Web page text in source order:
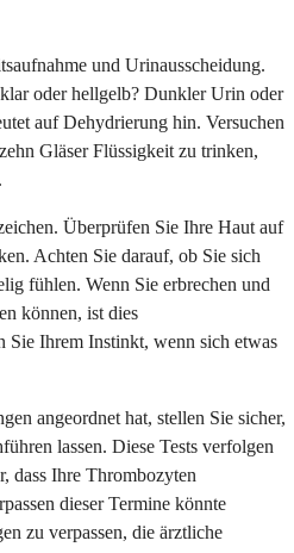
und Urinausscheidung.
oder hellgelb? Dunkler Urin oder
auf Dehydrierung hin. Versuchen
Gläser Flüssigkeit zu trinken,
Überprüfen Sie Ihre Haut auf
Achten Sie darauf, ob Sie sich
fühlen. Wenn Sie erbrechen und
können, ist dies
Sie Ihrem Instinkt, wenn sich etwas
angeordnet hat, stellen Sie sicher,
lassen. Diese Tests verfolgen
dass Ihre Thrombozyten
dieser Termine könnte
zu verpassen, die ärztliche